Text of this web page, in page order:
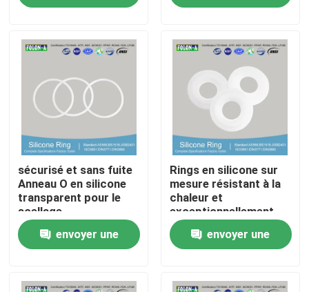
Contrôle de la qualité
Contact
nouvelles
Tous les cas
joints circulaires en caoutchouc
sécurisé et sans fuite
Anneau O en silicone
transparent pour le
scellage
envoyer une
Rings en silicone sur
mesure résistant à la
chaleur et
exceptionnellement
résistant à l'eau
envoyer une